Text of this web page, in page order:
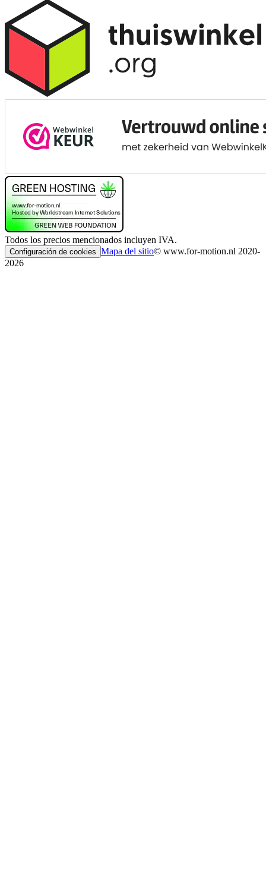
Todos los precios mencionados incluyen IVA.
Configuración de cookies Mapa del sitio© www.for-motion.nl 2020-
2026